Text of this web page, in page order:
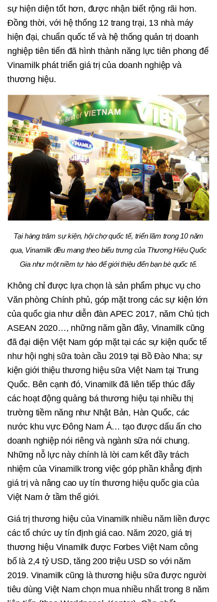
sự hiện diện tốt hơn, được nhận biết rộng rãi hơn.
Đồng thời, với hệ thống 12 trang trại, 13 nhà máy
hiện đại, chuẩn quốc tế và hệ thống quản trị doanh
nghiệp tiên tiến đã hình thành năng lực tiên phong để
Vinamilk phát triển giá trị của doanh nghiệp và
thương hiệu.
Tại hàng trăm sự kiện, hội chợ quốc tế, triển lãm trong 10 năm
qua, Vinamilk đều mang theo biểu trưng của Thương Hiệu Quốc
Gia như một niềm tự hào để giới thiệu đến bạn bè quốc tế.
Không chỉ được lựa chọn là sản phẩm phục vụ cho
Văn phòng Chính phủ, góp mặt trong các sự kiện lớn
của quốc gia như diễn đàn APEC 2017, năm Chủ tịch
ASEAN 2020…, những năm gần đây, Vinamilk cũng
đã đại diện Việt Nam góp mặt tại các sự kiện quốc tế
như hội nghị sữa toàn cầu 2019 tại Bồ Đào Nha; sự
kiện giới thiệu thương hiệu sữa Việt Nam tại Trung
Quốc. Bên cạnh đó, Vinamilk đã liên tiếp thúc đẩy
các hoạt động quảng bá thương hiệu tại nhiều thị
trường tiềm năng như Nhật Bản, Hàn Quốc, các
nước khu vực Đông Nam Á… tạo được dấu ấn cho
doanh nghiệp nói riêng và ngành sữa nói chung.
Những nỗ lực này chính là lời cam kết đầy trách
nhiệm của Vinamilk trong việc góp phần khẳng định
giá trị và nâng cao uy tín thương hiệu quốc gia của
Việt Nam ở tầm thế giới.
Giá trị thương hiệu của Vinamilk nhiều năm liền được
các tổ chức uy tín định giá cao. Năm 2020, giá trị
thương hiệu Vinamilk được Forbes Việt Nam công
bố là 2,4 tỷ USD, tăng 200 triệu USD so với năm
2019. Vinamilk cũng là thương hiệu sữa được người
tiêu dùng Việt Nam chọn mua nhiều nhất trong 8 năm